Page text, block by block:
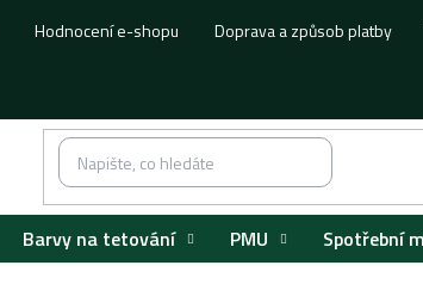
Hodnocení e-shopu Doprava a způsob platby
Barvy na tetování PMU Spotřební